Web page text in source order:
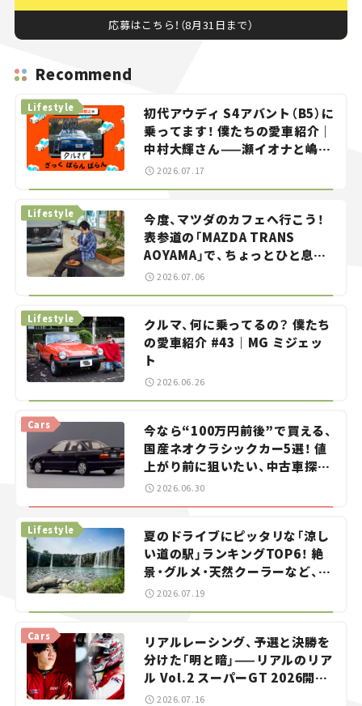
応募はこちら！（8月31日まで）
Recommend
初代アウディ S4アバント（B5）に
乗ってます！ 僕たちの愛車紹介｜
中村大輝さん——瀬イオナと嶋田
智之の「クルマでざっくばらんば
らん！」＃20
Lifestyle
2026.07.17
今度、マツダのカフェへ行こう！
表参道の「MAZDA TRANS
AOYAMA」で、ちょっとひと息。
——連載｜CCGとクルマでどうす
Lifestyle
2026.07.06
クルマ、何に乗ってるの？ 僕たち
の愛車紹介 #43｜MG ミジェッ
ト
Lifestyle
2026.06.26
今なら“100万円前後”で買える、
国産ネオクラシックカー5選！ 値
上がり前に狙いたい、中古車探し
をお手伝い――ちょっとイケてるマ
Cars
2026.06.30
夏のドライブにピッタリな「涼し
い道の駅」ランキングTOP6！ 絶
景・グルメ・天然クーラーなど、避
暑におすすめのスポットを紹介
【道の駅マニアの推し駅ガイド】
Lifestyle
2026.07.19
リアルレーシング、予選と決勝を
分けた「明と暗」——リアルのリア
ル Vol.2 スーパーGT 2026開幕
戦 岡山国際サーキット
Cars
2026.07.16